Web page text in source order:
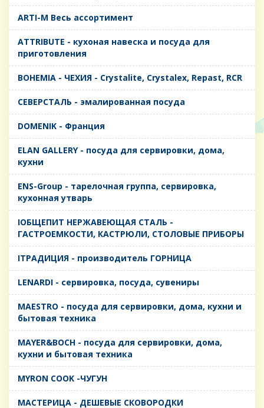
ARTI-M Весь ассортимент
ATTRIBUTE - кухоная навеска и посуда для
приготовления
BOHEMIA - ЧЕХИЯ - Crystalite, Crystalex, Repast, RCR
CЕВЕРСТАЛЬ - эмалированная посуда
DOMENIK - Франция
ELAN GALLERY - посуда для сервировки, дома,
кухни
ENS-Group - тарелочная группа, сервировка,
кухонная утварь
IОБЩЕПИТ НЕРЖАВЕЮЩАЯ СТАЛЬ -
ГАСТРОЕМКОСТИ, КАСТРЮЛИ, СТОЛОВЫЕ ПРИБОРЫ
IТРАДИЦИЯ - производитель ГОРНИЦА
LENARDI - сервировка, посуда, сувениры
MAESTRO - посуда для сервировки, дома, кухни и
бытовая техника
MAYER&BOCH - посуда для сервировки, дома,
кухни и бытовая техника
MYRON COOK -ЧУГУН
MАСТЕРИЦА - ДЕШЕВЫЕ СКОВОРОДКИ